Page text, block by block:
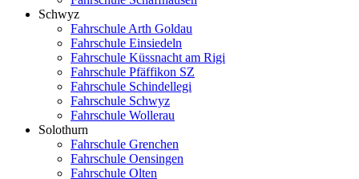
Schwyz
Fahrschule Arth Goldau
Fahrschule Einsiedeln
Fahrschule Küssnacht am Rigi
Fahrschule Pfäffikon SZ
Fahrschule Schindellegi
Fahrschule Schwyz
Fahrschule Wollerau
Solothurn
Fahrschule Grenchen
Fahrschule Oensingen
Fahrschule Olten